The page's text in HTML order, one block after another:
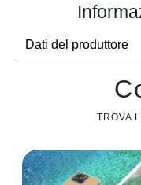
Dati del produttore
TROVA